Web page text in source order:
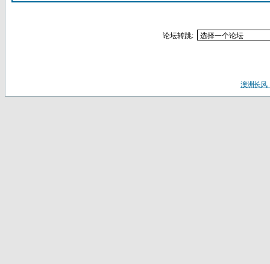
论坛转跳:
澳洲长风